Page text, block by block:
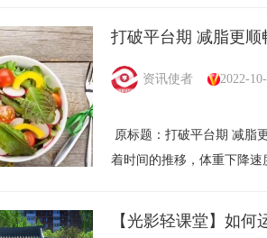
打破平台期 减脂更顺
资讯使者 2022-
原标题：打破平台期 减脂
着时间的推移，体重下降
【光影轻课堂】如何